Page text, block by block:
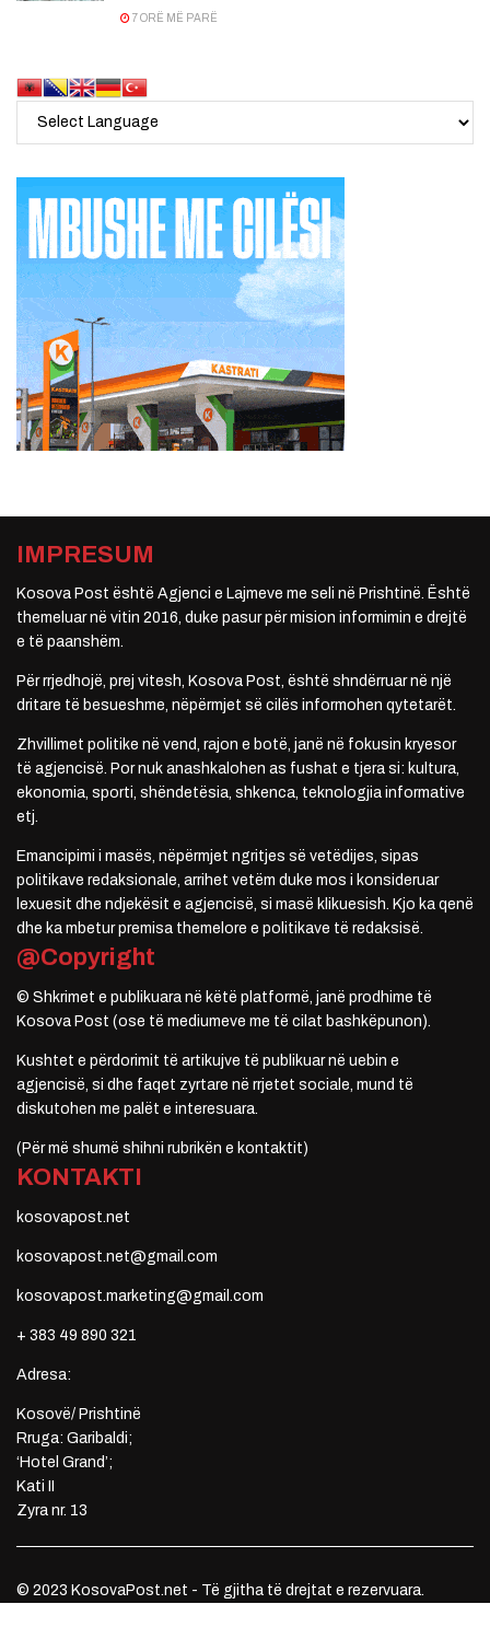
7 ORË MË PARË
IMPRESUM
Kosova Post është Agjenci e Lajmeve me seli në Prishtinë. Është
themeluar në vitin 2016, duke pasur për mision informimin e drejtë
e të paanshëm.
Për rrjedhojë, prej vitesh, Kosova Post, është shndërruar në një
dritare të besueshme, nëpërmjet së cilës informohen qytetarët.
Zhvillimet politike në vend, rajon e botë, janë në fokusin kryesor
të agjencisë. Por nuk anashkalohen as fushat e tjera si: kultura,
ekonomia, sporti, shëndetësia, shkenca, teknologjia informative
etj.
Emancipimi i masës, nëpërmjet ngritjes së vetëdijes, sipas
politikave redaksionale, arrihet vetëm duke mos i konsideruar
lexuesit dhe ndjekësit e agjencisë, si masë klikuesish. Kjo ka qenë
dhe ka mbetur premisa themelore e politikave të redaksisë.
@Copyright
© Shkrimet e publikuara në këtë platformë, janë prodhime të
Kosova Post (ose të mediumeve me të cilat bashkëpunon).
Kushtet e përdorimit të artikujve të publikuar në uebin e
agjencisë, si dhe faqet zyrtare në rrjetet sociale, mund të
diskutohen me palët e interesuara.
(Për më shumë shihni rubrikën e kontaktit)
KONTAKTI
kosovapost.net
kosovapost.net@gmail.com
kosovapost.marketing@gmail.com
+ 383 49 890 321
Adresa:
Kosovë/ Prishtinë
Rruga: Garibaldi;
‘Hotel Grand’;
Kati II
Zyra nr. 13
© 2023 KosovaPost.net - Të gjitha të drejtat e rezervuara.